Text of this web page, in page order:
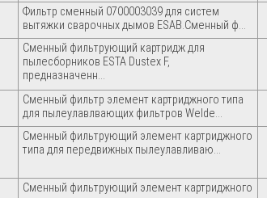
Фильтр сменный 0700003039 для систем
вытяжки сварочных дымов ESAB.Сменный ф...
Сменный фильтрующий картридж для
пылесборников ESTA Dustex F,
предназначенн...
Сменный фильтр элемент картриджного типа
для пылеулавлвающих фильтров Welde...
Сменный фильтрующий элемент картриджного
типа для передвижных пылеулавливаю...
Сменный фильтрующий элемент картриджного